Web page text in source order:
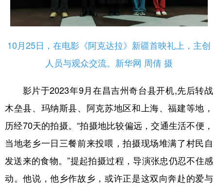
10月25日，在电影《阿克达拉》新疆首映礼上，主创
人员与观众交流。新华网 周倩 摄
影片于2023年9月在昌吉州奇台县开机,先后转战
木垒县、玛纳斯县、阿克苏地区和上海、福建等地，
历经70天的拍摄。“拍摄地比较偏远，交通生活不便，
当地老乡一日三餐前来投喂，拍摄现场堆满了村民自
发送来的食物。”提起拍摄过程，导演张忠仍忍不住感
动。他说，他乡作故乡，或许正是这双向奔赴的爱与